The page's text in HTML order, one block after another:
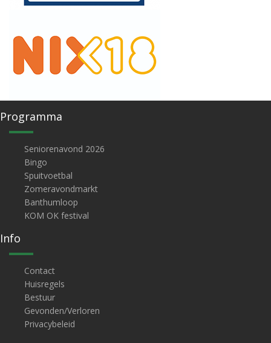
Programma
Seniorenavond 2026
Bingo
Spuitvoetbal
Zomeravondmarkt
Banthumloop
KOM OK festival
Info
Contact
Huisregels
Bestuur
Gevonden/Verloren
Privacybeleid